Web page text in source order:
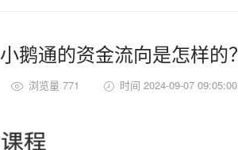
小鹅通的资金流向是怎样的？
浏览量 771 时间 2024-09-07 09:05:00